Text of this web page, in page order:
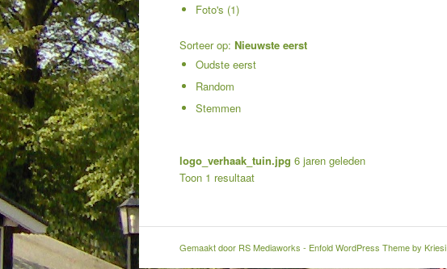
Foto's (1)
Sorteer op: Nieuwste eerst
Oudste eerst
Random
Stemmen
logo_verhaak_tuin.jpg 6 jaren geleden
Toon 1 resultaat
Gemaakt door RS Mediaworks - Enfold WordPress Theme by Kriesi